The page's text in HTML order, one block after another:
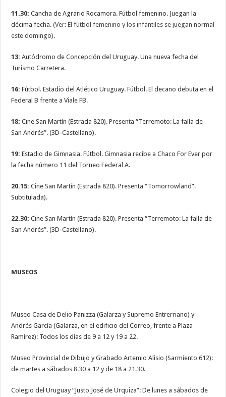
11.30: Cancha de Agrario Rocamora. Fútbol femenino. Juegan la
décima fecha. (Ver: El fútbol femenino y los infantiles se juegan normal
este domingo).
13: Autódromo de Concepción del Uruguay. Una nueva fecha del
Turismo Carretera.
16: Fútbol. Estadio del Atlético Uruguay. Fútbol. El decano debuta en el
Federal B frente a Viale FB.
18: Cine San Martín (Estrada 820). Presenta “Terremoto: La falla de
San Andrés”. (3D-Castellano).
19: Estadio de Gimnasia. Fútbol. Gimnasia recibe a Chaco For Ever por
la fecha número 11 del Torneo Federal A.
20.15: Cine San Martín (Estrada 820). Presenta “Tomorrowland”.
Subtitulada).
22.30: Cine San Martín (Estrada 820). Presenta “Terremoto: La falla de
San Andrés”. (3D-Castellano).
MUSEOS
Museo Casa de Delio Panizza (Galarza y Supremo Entrerriano) y
Andrés García (Galarza, en el edificio del Correo, frente a Plaza
Ramírez): Todos los días de 9 a 12 y 19 a 22.
Museo Provincial de Dibujo y Grabado Artemio Alisio (Sarmiento 612):
de martes a sábados 8.30 a 12 y de 18 a 21.30.
Colegio del Uruguay “Justo José de Urquiza”: De lunes a sábados de